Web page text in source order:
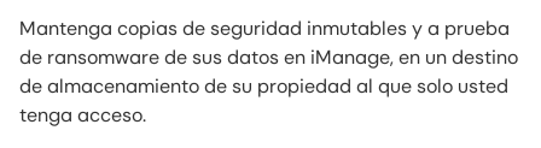
Mantenga copias de seguridad inmutables y a prueba
de ransomware de sus datos en iManage, en un destino
de almacenamiento de su propiedad al que solo usted
tenga acceso.